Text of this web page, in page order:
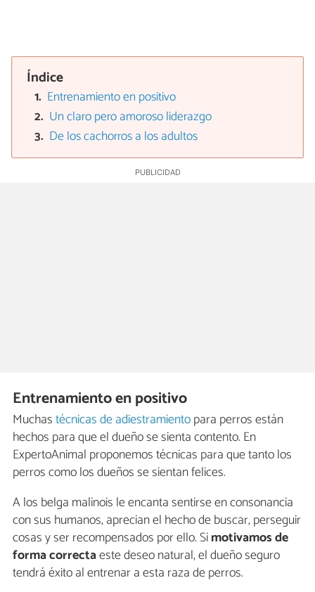
Índice
Entrenamiento en positivo
Un claro pero amoroso liderazgo
De los cachorros a los adultos
Entrenamiento en positivo
Muchastécnicas de adiestramientopara perros están
hechos para que el dueño se sienta contento. En
ExpertoAnimal proponemos técnicas para que tanto los
perros como los dueños se sientan felices.
A los belga malinois le encanta sentirse en consonancia
con sus humanos, aprecian el hecho de buscar, perseguir
cosas y ser recompensados por ello. Simotivamos de
forma correctaeste deseo natural, el dueño seguro
tendrá éxito al entrenar a esta raza de perros.